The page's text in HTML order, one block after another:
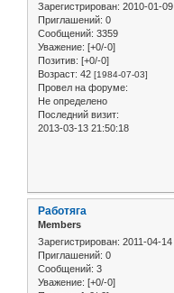
Зарегистрирован: 2010-01-09
Приглашений: 0
Сообщений: 3359
Уважение: [+0/-0]
Позитив: [+0/-0]
Возраст: 42 [1984-07-03]
Провел на форуме:
Не определено
Последний визит:
2013-03-13 21:50:18
Работяга
Members
Зарегистрирован: 2011-04-14
Приглашений: 0
Сообщений: 3
Уважение: [+0/-0]